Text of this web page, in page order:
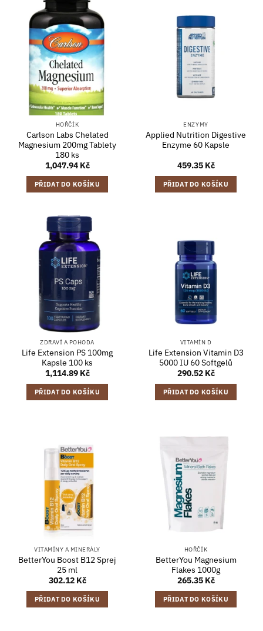
HOŘČÍK
Carlson Labs Chelated
Magnesium 200mg Tablety
180 ks
1,047.94 Kč
PŘIDAT DO KOŠÍKU
ENZYMY
Applied Nutrition Digestive
Enzyme 60 Kapsle
459.35 Kč
PŘIDAT DO KOŠÍKU
ZDRAVÍ A POHODA
Life Extension PS 100mg
Kapsle 100 ks
1,114.89 Kč
PŘIDAT DO KOŠÍKU
VITAMÍN D
Life Extension Vitamin D3
5000 IU 60 Softgelů
290.52 Kč
PŘIDAT DO KOŠÍKU
VITAMÍNY A MINERÁLY
BetterYou Boost B12 Sprej
25 ml
302.12 Kč
PŘIDAT DO KOŠÍKU
HOŘČÍK
BetterYou Magnesium
Flakes 1000g
265.35 Kč
PŘIDAT DO KOŠÍKU